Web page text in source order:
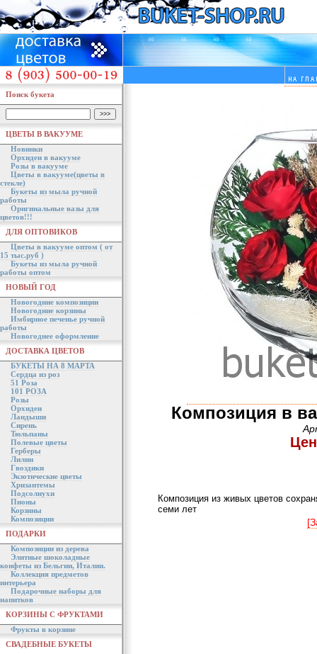
Поиск букета
ЦВЕТЫ В ВАКУУМЕ
Новинки
Орхидеи в вакууме
Розы в вакууме
Цветы в вакууме(цветы в
стекле)
Букеты из мыла ручной
работы
Оригинальные вазы для
цветов!!!
ДЛЯ ОПТОВИКОВ
Цветы в вакууме оптом ( от
15 тыс.руб )
Букеты из мыла ручной
работы оптом
НОВЫЙ ГОД
Новогодние композиции
Новогодние корзины
Имбирное печенье ручной
работы
Новогоднее оформление
ДОСТАВКА ЦВЕТОВ
БУКЕТЫ НА 8 МАРТА
Сердца из роз
51 Роза
101 РОЗА
Розы
Орхидеи
Ландыши
Сирень
Тюльпаны
Полевые цветы
Герберы
Лилии
Гвоздики
Экзотические цветы
Хризантемы
Подсолнухи
Пионы
Корзины
Композиции
ПОДАРКИ
Композиции из дерева
Элитные шоколадные
конфеты из Бельгии, Италии.
Коллекция предметов
интерьера
Подарочные наборы для
напитков
КОРЗИНЫ С ФРУКТАМИ
Фрукты в корзине
СВАДЕБНЫЕ БУКЕТЫ
Композиция в
Композиция из живых цветов
семи лет